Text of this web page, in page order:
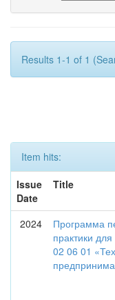
Results 1-1 of 1
Item hits:
Issue
Date
Title
2024
Программа
практики
02 06 01